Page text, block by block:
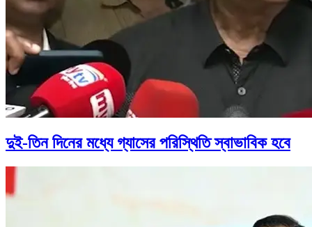
দুই-তিন দিনের মধ্যে গ্যাসের পরিস্থিতি স্বাভাবিক হবে